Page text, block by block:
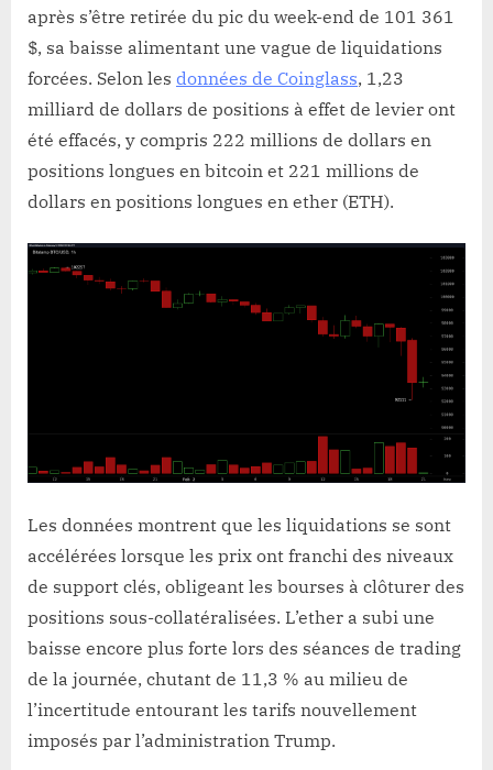
après s’être retirée du pic du week-end de 101 361
$, sa baisse alimentant une vague de liquidations
forcées. Selon les données de Coinglass, 1,23
milliard de dollars de positions à effet de levier ont
été effacés, y compris 222 millions de dollars en
positions longues en bitcoin et 221 millions de
dollars en positions longues en ether (ETH).
Les données montrent que les liquidations se sont
accélérées lorsque les prix ont franchi des niveaux
de support clés, obligeant les bourses à clôturer des
positions sous-collatéralisées. L’ether a subi une
baisse encore plus forte lors des séances de trading
de la journée, chutant de 11,3 % au milieu de
l’incertitude entourant les tarifs nouvellement
imposés par l’administration Trump.